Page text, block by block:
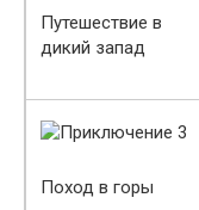
Путешествие в
дикий запад
Поход в горы